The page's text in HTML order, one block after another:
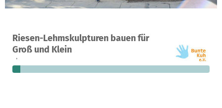
Riesen-Lehmskulpturen bauen für
Groß und Klein
Ein Projekt in Hamburg, Deutschland
3 8.350 €
fehlen noch